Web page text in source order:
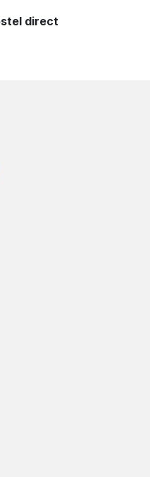
direct